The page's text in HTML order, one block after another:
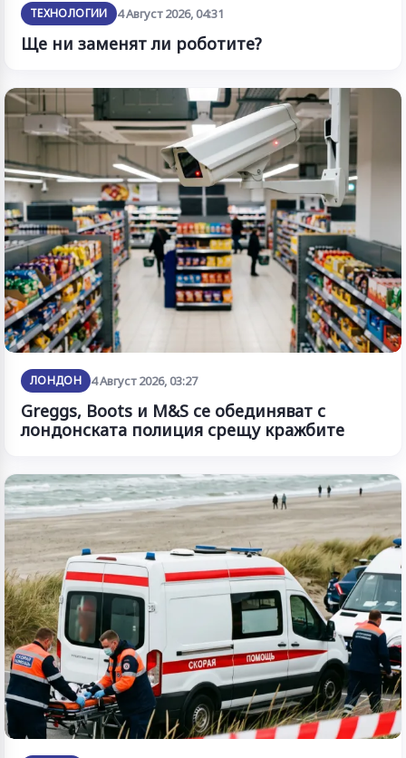
ТЕХНОЛОГИИ 4 Август 2026, 04:31
Ще ни заменят ли роботите?
ЛОНДОН 4 Август 2026, 03:27
Greggs, Boots и M&S се обединяват с
лондонската полиция срещу кражбите